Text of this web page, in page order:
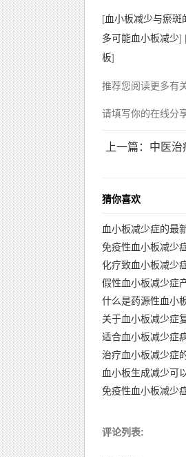
[血小板减少与瘀斑
多可能血小板减少]
板]
推荐您阅读更多有
请填写你的在线分
上一篇：中医
猜你喜欢
血小板减少症的最
免疫性血小板减少
化疗致血小板减少
假性血小板减少症
什么是药源性血小
关于血小板减少症
适合血小板减少症
治疗血小板减少症
血小板生成减少可
免疫性血小板减少
评论列表: